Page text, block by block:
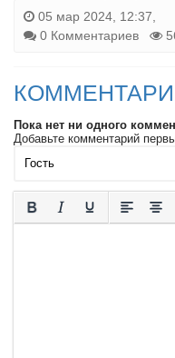
05 мар 2024, 12:37,
0 Комментариев
Пока нет ни одного
Добавьте комментарий